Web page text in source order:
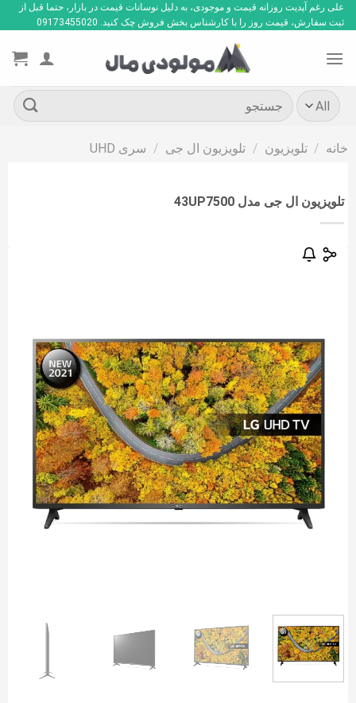
Skip
to
علی رغم آپدیت روزانه قیمت و موجودی، به دلیل نوسانات قیمت در بازار، حتما قبل از
ثبت سفارش، قیمت روز را با کارشناس بخش فروش چک کنید. 09173455020
جستجو
برای:
خانه / تلویزیون / تلویزیون ال جی / سری UHD
تلویزیون ال جی مدل 43UP7500